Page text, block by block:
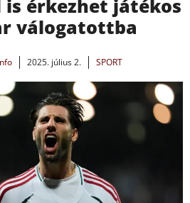
érkezhet játékos
válogatottba
2025. július 2. SPORT